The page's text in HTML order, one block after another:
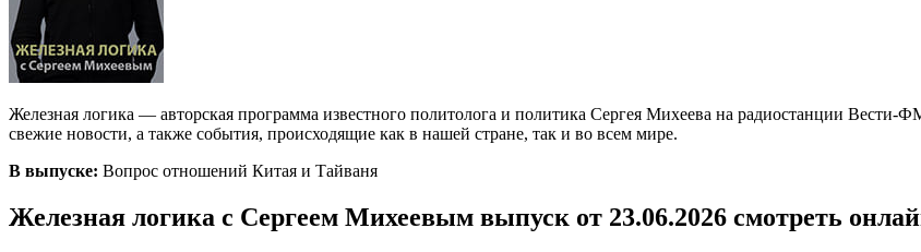
Железная логика — авторская программа известного политолога и политика Сергея Михеева на радиостанции
свежие новости, а также события, происходящие как в нашей стране, так и во всем мире.
В выпуске: Вопрос отношений Китая и Тайваня
Железная логика с Сергеем Михеевым выпуск от 23.06.2026 смотреть